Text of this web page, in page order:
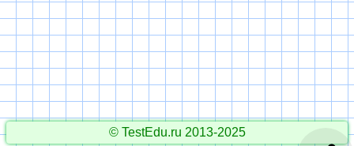
© TestEdu.ru 2013-2025